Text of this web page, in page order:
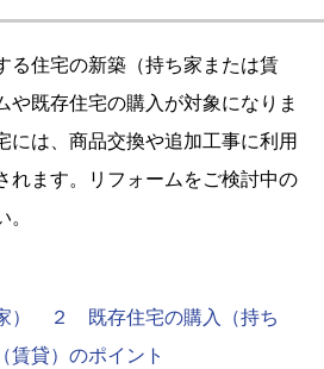
る住宅の新築（持ち家または賃
や既存住宅の購入が対象になりま
には、商品交換や追加工事に利用
れます。リフォームをご検討中の
２ 既存住宅の購入（持ち
貸）のポイント